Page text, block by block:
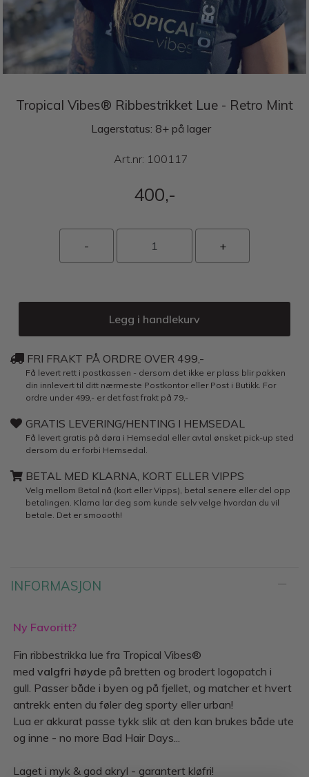
Tropical Vibes® Ribbestrikket Lue - Retro Mint
Lagerstatus: 8+ på lager
Art.nr: 100117
400,-
Legg i handlekurv
FRI FRAKT PÅ ORDRE OVER 499,-
Få levert rett i postkassen - dersom det ikke er plass blir pakken
din innlevert til ditt nærmeste Postkontor eller Post i Butikk. For
ordre under 499,- er det fast frakt på 79,-
GRATIS LEVERING/HENTING I HEMSEDAL
Få levert gratis på døra i Hemsedal eller avtal ønsket pick-up sted
dersom du er forbi Hemsedal.
BETAL MED KLARNA, KORT ELLER VIPPS
Velg mellom Betal nå (kort eller Vipps), betal senere eller del opp
betalingen. Klarna lar deg som kunde selv velge hvordan du vil
betale. Det er smoooth!
INFORMASJON
Ny Favoritt?
Fin ribbestrikka lue fra Tropical Vibes®
med valgfri høyde på bretten og brodert logopatch i
gull. Passer både i byen og på fjellet, og matcher et hvert
antrekk enten du føler deg sporty eller urban!
Lua er akkurat passe tykk slik at den kan brukes både ute
og inne - no more Bad Hair Days...
Laget i myk & god akryl - garantert kløfri!